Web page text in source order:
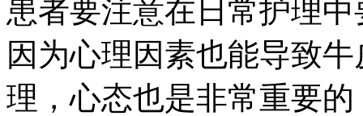
患者要注意在日常护理
因为心理因素也能导致
理，心态也是非常重要